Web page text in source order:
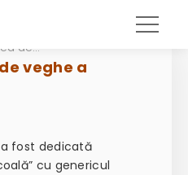
„Lectura – starea de veghe a neamului”
veghe a
a fost dedicată
cu genericul